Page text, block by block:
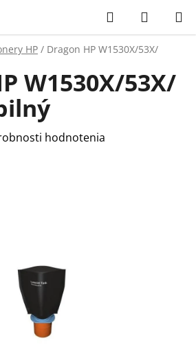
Hľadať
KOŠÍK
HP / Dragon HP W1530X/53X/
W1530X/53X/
hodnotenia